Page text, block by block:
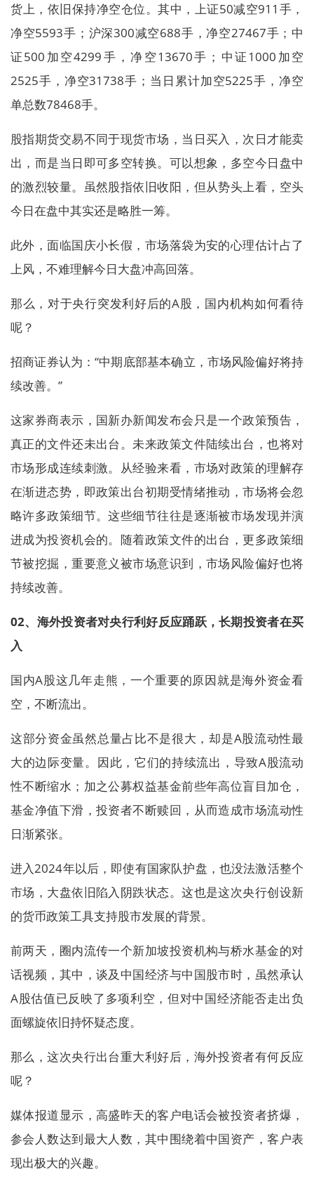
货上，依旧保持净空仓位。其中，上证50减空911手，
净空5593手；沪深300减空688手，净空27467手；中
证500加空4299手，净空13670手；中证1000加空
2525手，净空31738手；当日累计加空5225手，净空
单总数78468手。
股指期货交易不同于现货市场，当日买入，次日才能卖
出，而是当日即可多空转换。可以想象，多空今日盘中
的激烈较量。虽然股指依旧收阳，但从势头上看，空头
今日在盘中其实还是略胜一筹。
此外，面临国庆小长假，市场落袋为安的心理估计占了
上风，不难理解今日大盘冲高回落。
那么，对于央行突发利好后的A股，国内机构如何看待
呢？
招商证券认为：“中期底部基本确立，市场风险偏好将持
续改善。”
这家券商表示，国新办新闻发布会只是一个政策预告，
真正的文件还未出台。未来政策文件陆续出台，也将对
市场形成连续刺激。从经验来看，市场对政策的理解存
在渐进态势，即政策出台初期受情绪推动，市场将会忽
略许多政策细节。这些细节往往是逐渐被市场发现并演
进成为投资机会的。随着政策文件的出台，更多政策细
节被挖掘，重要意义被市场意识到，市场风险偏好也将
持续改善。
02、海外投资者对央行利好反应踊跃，长期投资者在买
入
国内A股这几年走熊，一个重要的原因就是海外资金看
空，不断流出。
这部分资金虽然总量占比不是很大，却是A股流动性最
大的边际变量。因此，它们的持续流出，导致A股流动
性不断缩水；加之公募权益基金前些年高位盲目加仓，
基金净值下滑，投资者不断赎回，从而造成市场流动性
日渐紧张。
进入2024年以后，即使有国家队护盘，也没法激活整个
市场，大盘依旧陷入阴跌状态。这也是这次央行创设新
的货币政策工具支持股市发展的背景。
前两天，圈内流传一个新加坡投资机构与桥水基金的对
话视频，其中，谈及中国经济与中国股市时，虽然承认
A股估值已反映了多项利空，但对中国经济能否走出负
面螺旋依旧持怀疑态度。
那么，这次央行出台重大利好后，海外投资者有何反应
呢？
媒体报道显示，高盛昨天的客户电话会被投资者挤爆，
参会人数达到最大人数，其中围绕着中国资产，客户表
现出极大的兴趣。